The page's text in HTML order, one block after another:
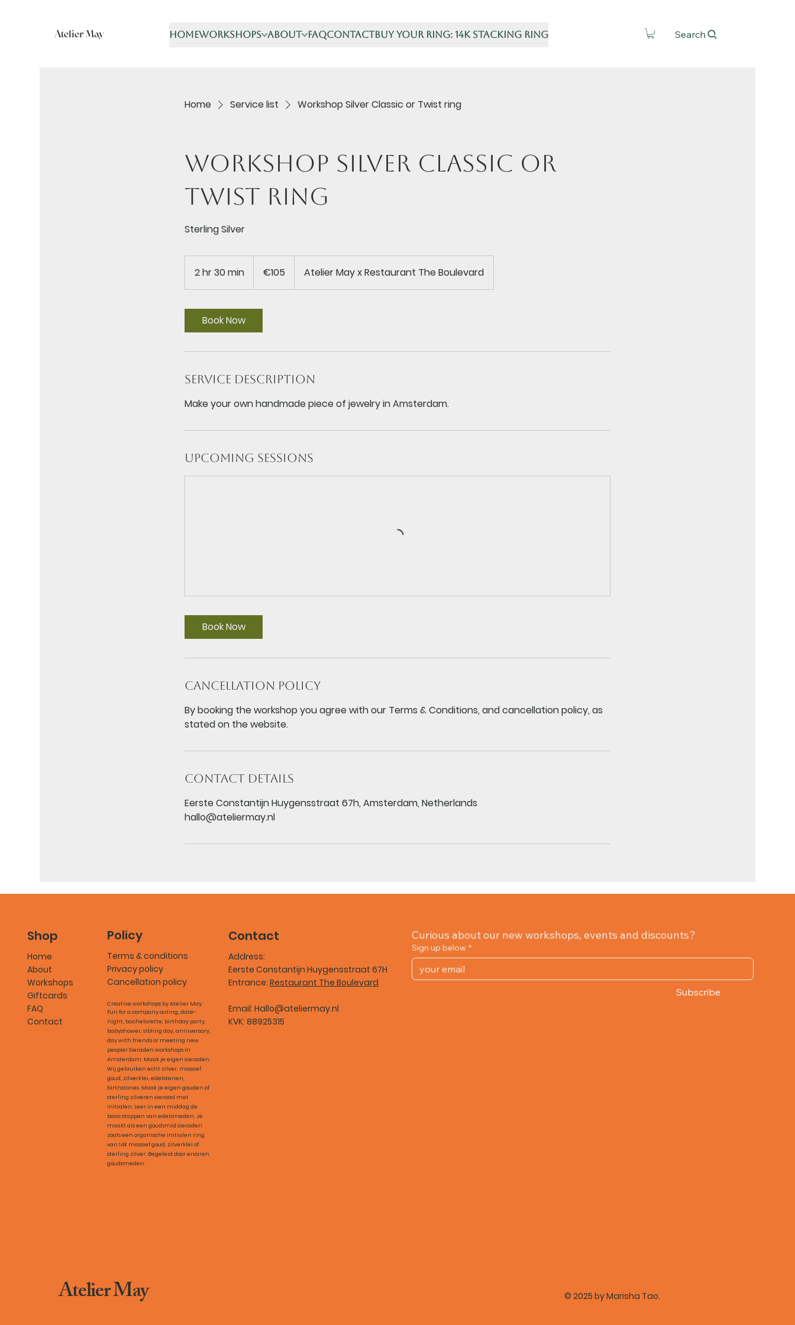
Atelier May homeworkshops About FAQContactBuy your ring: 14K stacking ring Search
Home Service list Workshop Silver Classic or Twist ring
Workshop Silver Classic or
Twist ring
Sterling Silver
2 hr 30 min
h
3
0
n
€105 Atelier May x Restaurant The Boulevard
Book Now
Service Description
Make your own handmade piece of jewelry in Amsterdam.
Upcoming Sessions
Book Now
Cancellation Policy
By booking the workshop you agree with our Terms & Conditions, and cancellation policy, as
stated on the website.
Contact Details
Eerste Constantijn Huygensstraat 67h, Amsterdam, Netherlands
hallo@ateliermay.nl
Shop
Home
About
Workshops
Giftcards
FAQ
Contact
Policy
Terms & conditions
Privacy policy
Cancellation policy
Creative workshops by Atelier May.
Fun for a company outing, date-
night, bachelorette, birthday party,
babyshower, sibling day, anniversary,
day with friends or meeting new
people! Sieraden workshops in
Amsterdam. Maak je eigen sieraden.
Wij gebruiken echt zilver, massief
goud, zilverklei, edelstenen,
birthstones. Maak je eigen gouden of
sterling zilveren sieraad met
initialen. Leer in een middag de
basis stappen van edelsmeden. Je
maakt als een goudsmid sieraden
zoals een organische initialen ring
van 14k massief goud, zilverklei of
sterling zilver. Begeleid door ervaren
goudsmeden.
Contact
Address:
Eerste Constantijn Huygensstraat 67H
Entrance: Restaurant The Boulevard
Email: Hallo@ateliermay.nl
KVK: 88925315
Curious about our new workshops, events and discounts?
Sign up below *
Subscribe
Atelier May © 2025 by Marisha Tao.